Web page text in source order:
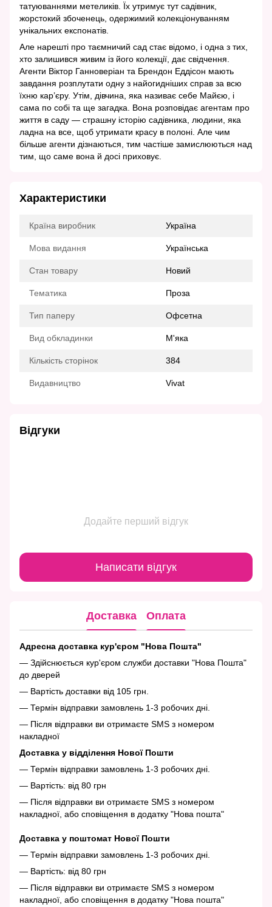
татуюваннями метеликів. Їх утримує тут садівник,
жорстокий збоченець, одержимий колекціонуванням
унікальних експонатів.
Але нарешті про таємничий сад стає відомо, і одна з тих,
хто залишився живим із його колекції, дає свідчення.
Агенти Віктор Ганноверіан та Брендон Еддісон мають
завдання розплутати одну з найогидніших справ за всю
їхню кар’єру. Утім, дівчина, яка називає себе Майєю, і
сама по собі та ще загадка. Вона розповідає агентам про
життя в саду — страшну історію садівника, людини, яка
ладна на все, щоб утримати красу в полоні. Але чим
більше агенти дізнаються, тим частіше замислюються над
тим, що саме вона й досі приховує.
Характеристики
Країна виробник Україна
Мова видання Українська
Стан товару Новий
Тематика Проза
Тип паперу Офсетна
Вид обкладинки М'яка
Кількість сторінок 384
Видавництво Vivat
Відгуки
Додайте перший відгук
Написати відгук
Доставка Оплата
Адресна доставка кур'єром "Нова Пошта"
— Здійснюється кур'єром служби доставки "Нова Пошта"
до дверей
— Вартість доставки від 105 грн.
— Термін відправки замовлень 1-3 робочих дні.
— Після відправки ви отримаєте SMS з номером
накладної
Доставка у відділення Нової Пошти
— Термін відправки замовлень 1-3 робочих дні.
— Вартість: від 80 грн
— Після відправки ви отримаєте SMS з номером
накладної, або сповіщення в додатку "Нова пошта"
Доставка у поштомат Нової Пошти
— Термін відправки замовлень 1-3 робочих дні.
— Вартість: від 80 грн
— Після відправки ви отримаєте SMS з номером
накладної, або сповіщення в додатку "Нова пошта"